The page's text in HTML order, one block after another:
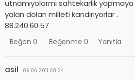
utnamıyolarmı sahtekarlık
yalan dolan milleti kandırıyorlar .
88.240.60.57
Beğen 0 Beğenme 0 Yanıtla
asil 09.06.2011 08:24